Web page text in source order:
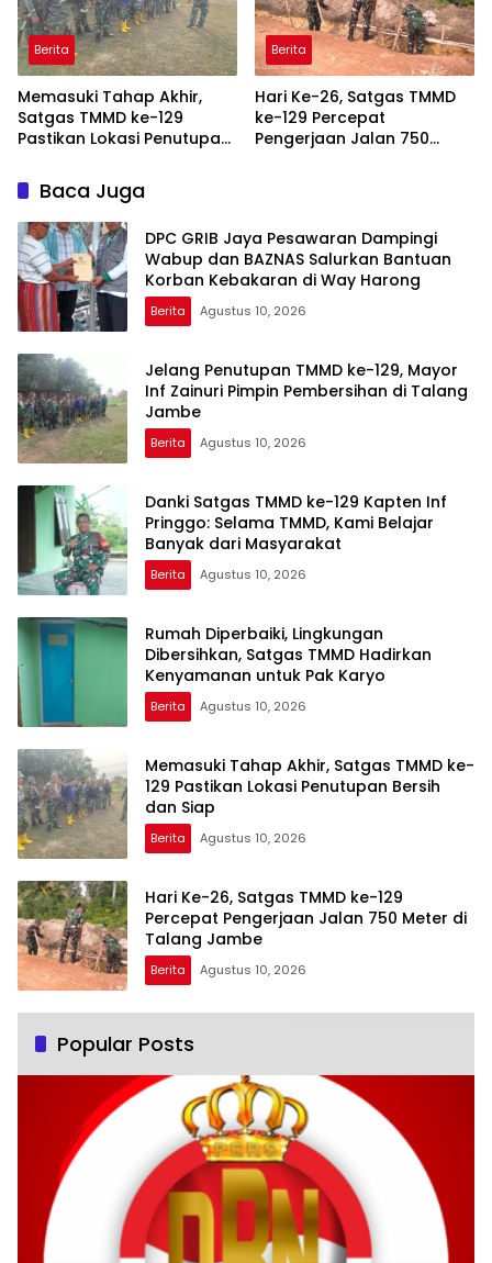
Berita
Memasuki Tahap Akhir,
Satgas TMMD ke-129
Pastikan Lokasi Penutupan
Berita
Hari Ke-26, Satgas TMMD
ke-129 Percepat
Pengerjaan Jalan 750
Baca Juga
DPC GRIB Jaya Pesawaran Dampingi
Wabup dan BAZNAS Salurkan Bantuan
Korban Kebakaran di Way Harong
Berita Agustus 10, 2026
Jelang Penutupan TMMD ke-129, Mayor
Inf Zainuri Pimpin Pembersihan di Talang
Jambe
Berita Agustus 10, 2026
Danki Satgas TMMD ke-129 Kapten Inf
Pringgo: Selama TMMD, Kami Belajar
Banyak dari Masyarakat
Berita Agustus 10, 2026
Rumah Diperbaiki, Lingkungan
Dibersihkan, Satgas TMMD Hadirkan
Kenyamanan untuk Pak Karyo
Berita Agustus 10, 2026
Memasuki Tahap Akhir, Satgas TMMD ke-
129 Pastikan Lokasi Penutupan Bersih
dan Siap
Berita Agustus 10, 2026
Hari Ke-26, Satgas TMMD ke-129
Percepat Pengerjaan Jalan 750 Meter di
Talang Jambe
Berita Agustus 10, 2026
Popular Posts